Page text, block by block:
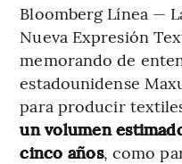
Bloomberg Línea —
Nueva Expresión
memorando de
estadounidense
para producir
un volumen
cinco años, como